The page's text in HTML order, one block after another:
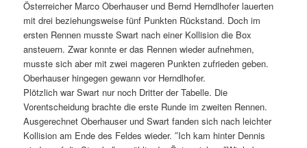
Österreicher Marco Oberhauser und Bernd Herndlhofer lauerten
mit drei beziehungsweise fünf Punkten Rückstand. Doch im
ersten Rennen musste Swart nach einer Kollision die Box
ansteuern. Zwar konnte er das Rennen wieder aufnehmen,
musste sich aber mit zwei mageren Punkten zufrieden geben.
Oberhauser hingegen gewann vor Herndlhofer.
Plötzlich war Swart nur noch Dritter der Tabelle. Die
Vorentscheidung brachte die erste Runde im zweiten Rennen.
Ausgerechnet Oberhauser und Swart fanden sich nach leichter
Kollision am Ende des Feldes wieder. ″Ich kam hinter Dennis